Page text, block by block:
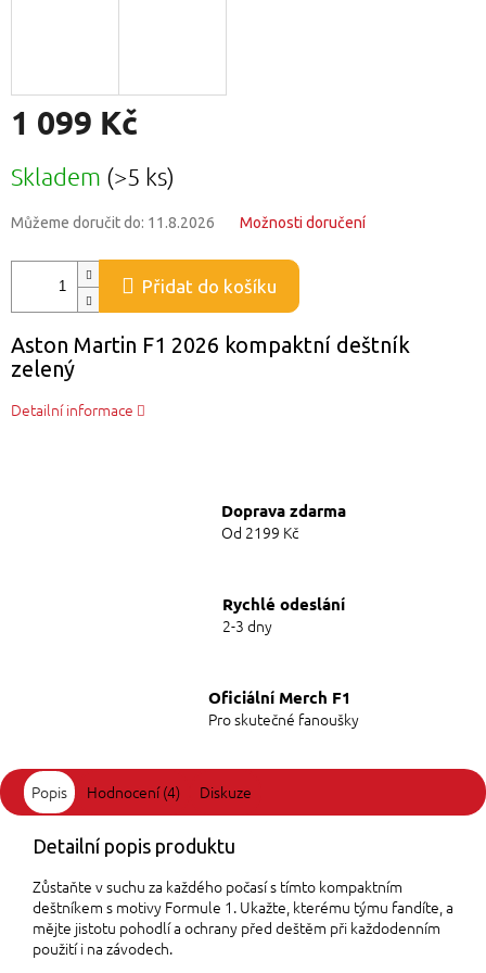
1 099 Kč
cena:
Skladem (>5 ks)
Můžeme doručit do: 11.8.2026 Možnosti doručení
Přidat do košíku
Aston Martin F1 2026 kompaktní deštník
zelený
Detailní informace
Doprava zdarma
Od 2199 Kč
Rychlé odeslání
2-3 dny
Oficiální Merch F1
Pro skutečné fanoušky
Popis Hodnocení (4) Diskuze
Detailní popis produktu
Zůstaňte v suchu za každého počasí s tímto kompaktním
deštníkem s motivy Formule 1. Ukažte, kterému týmu fandíte, a
mějte jistotu pohodlí a ochrany před deštěm při každodenním
použití i na závodech.